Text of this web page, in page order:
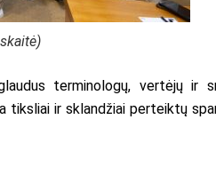
terminologų, vertėjų ir
tiksliai ir sklandžiai perteiktų